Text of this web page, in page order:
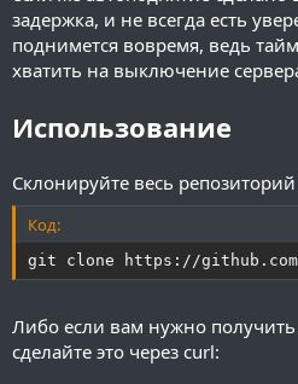
задержка, и не всегда есть
поднимется вовремя, ведь
хватить на выключение
Использование
Склонируйте весь
Код:
git clone https://github.com/
Либо если вам нужно
сделайте это через curl: